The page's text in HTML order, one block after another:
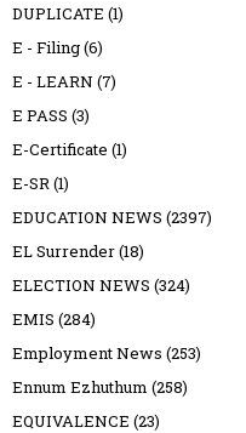
DUPLICATE (1)
E - Filing(6)
E - LEARN (7)
E PASS (3)
E-Certificate (1)
E-SR(1)
EDUCATION NEWS (2397)
EL Surrender(18)
ELECTION NEWS (324)
EMIS (284)
Employment News (253)
Ennum Ezhuthum (258)
EQUIVALENCE (23)